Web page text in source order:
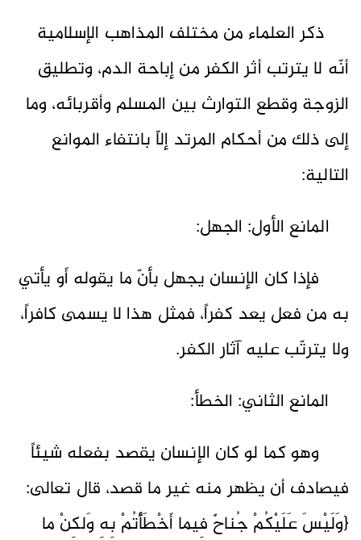
ذكر العلماء من مختلف المذاهب الإسلامية
أنّه لا يترتب أثر الكفر من إباحة الدم، وتطليق
الزوجة وقطع التوارث بين المسلم وأقربائه، وما
إلى ذلك من أحكام المرتد إلاّ بانتفاء الموانع
التالية:
المانع الأول: الجهل:
فإذا كان الإنسان يجهل بأنّ ما يقوله أَو يأتي
به من فعل يعد كفراً، فمثل هذا لا يسمى كافراً،
ولا يترتّب عليه آثار الكفر.
المانع الثاني: الخطأ:
وهو كما لو كان الإنسان يقصد بفعله شيئاً
فيصادف أن يظهر منه غير ما قصد، قال تعالى:
{وَلَيْسَ عَلَيْكُمْ جُناحٌ فِيما أَخْطَأْتُمْ بِهِ وَلكِنْ ما